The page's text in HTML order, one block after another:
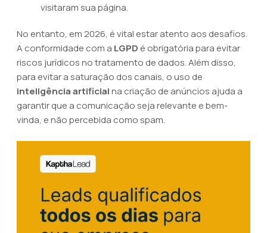
visitaram sua página.
No entanto, em 2026, é vital estar atento aos desafios.
A conformidade com a LGPD é obrigatória para evitar
riscos jurídicos no tratamento de dados. Além disso,
para evitar a saturação dos canais, o uso de
inteligência artificialna criação de anúncios ajuda a
garantir que a comunicação seja relevante e bem-
vinda, e não percebida como spam.